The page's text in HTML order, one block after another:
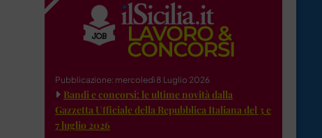
Pubblicazione: mercoledì 8 Luglio 2026
Bandi e concorsi: le ultime novità dalla
Gazzetta Ufficiale della Repubblica Italiana del 3 e
7 luglio 2026